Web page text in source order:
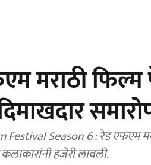
मराठी
Season 6 : रेड एफएम मराठी फिल्म
हजेरी लावली.